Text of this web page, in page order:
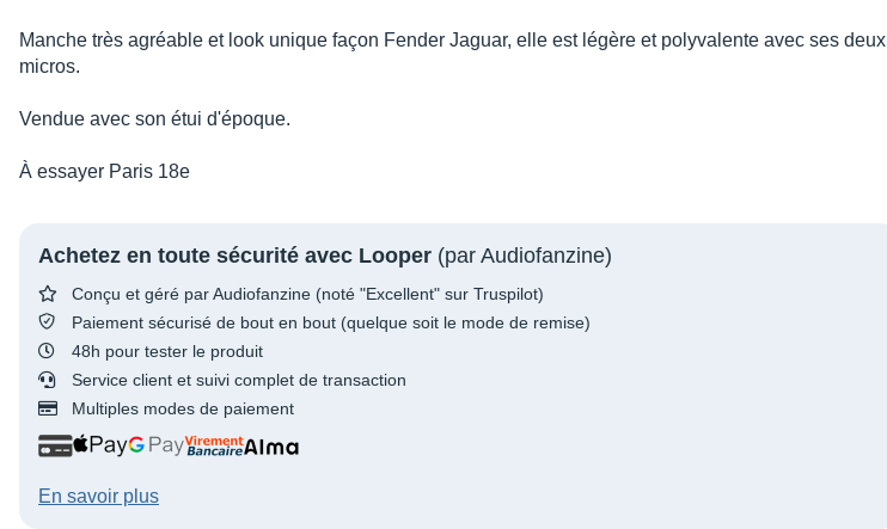
Manche très agréable et look unique façon Fender Jaguar, elle est légère et polyvalente avec ses deux
micros.
Vendue avec son étui d'époque.
À essayer Paris 18e
Achetez en toute sécurité avec Looper (par Audiofanzine)
Conçu et géré par Audiofanzine (noté "Excellent" sur Truspilot)
Paiement sécurisé de bout en bout (quelque soit le mode de remise)
48h pour tester le produit
Service client et suivi complet de transaction
Multiples modes de paiement
En savoir plus